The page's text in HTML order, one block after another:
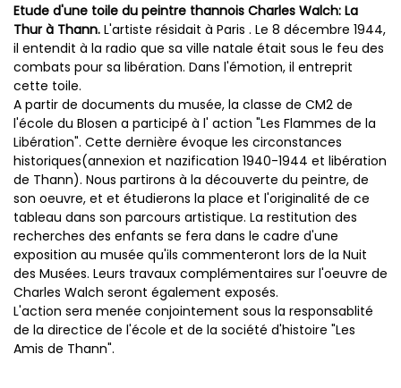
Etude d'une toile du peintre thannois Charles Walch: La
Thur à Thann. L'artiste résidait à Paris . Le 8 décembre 1944,
il entendit à la radio que sa ville natale était sous le feu des
combats pour sa libération. Dans l'émotion, il entreprit
cette toile.
A partir de documents du musée, la classe de CM2 de
l'école du Blosen a participé à l' action "Les Flammes de la
Libération". Cette dernière évoque les circonstances
historiques(annexion et nazification 1940-1944 et libération
de Thann). Nous partirons à la découverte du peintre, de
son oeuvre, et et étudierons la place et l'originalité de ce
tableau dans son parcours artistique. La restitution des
recherches des enfants se fera dans le cadre d'une
exposition au musée qu'ils commenteront lors de la Nuit
des Musées. Leurs travaux complémentaires sur l'oeuvre de
Charles Walch seront également exposés.
L'action sera menée conjointement sous la responsablité
de la directice de l'école et de la société d'histoire "Les
Amis de Thann".